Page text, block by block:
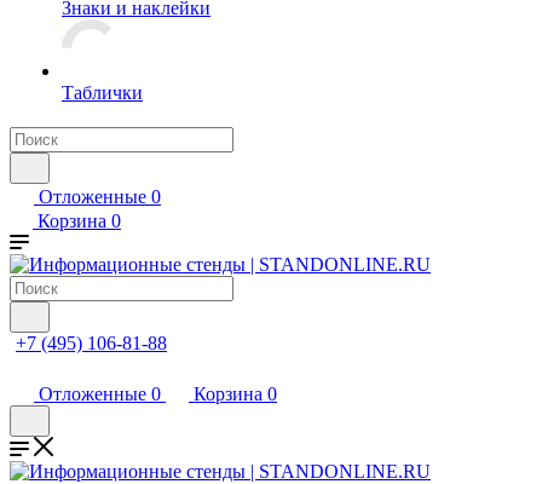
Знаки и наклейки
Таблички
Отложенные 0
Корзина 0
+7 (495) 106-81-88
Отложенные 0 Корзина 0